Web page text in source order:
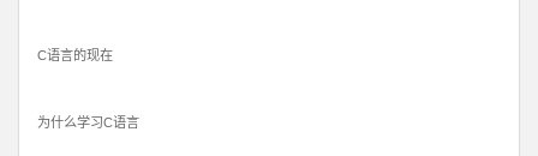
C语言的现在
为什么学习C语言